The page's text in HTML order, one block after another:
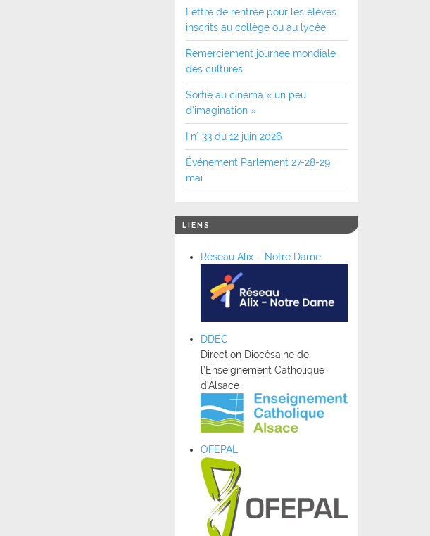
Lettre de rentrée pour les élèves
inscrits au collège ou au lycée
Remerciement journée mondiale
des cultures
Sortie au cinéma « un peu
d’imagination »
I n° 33 du 12 juin 2026
Événement Parlement 27-28-29
mai
LIENS
Réseau Alix – Notre Dame
DDEC
Direction Diocésaine de
l’Enseignement Catholique
d’Alsace
OFEPAL